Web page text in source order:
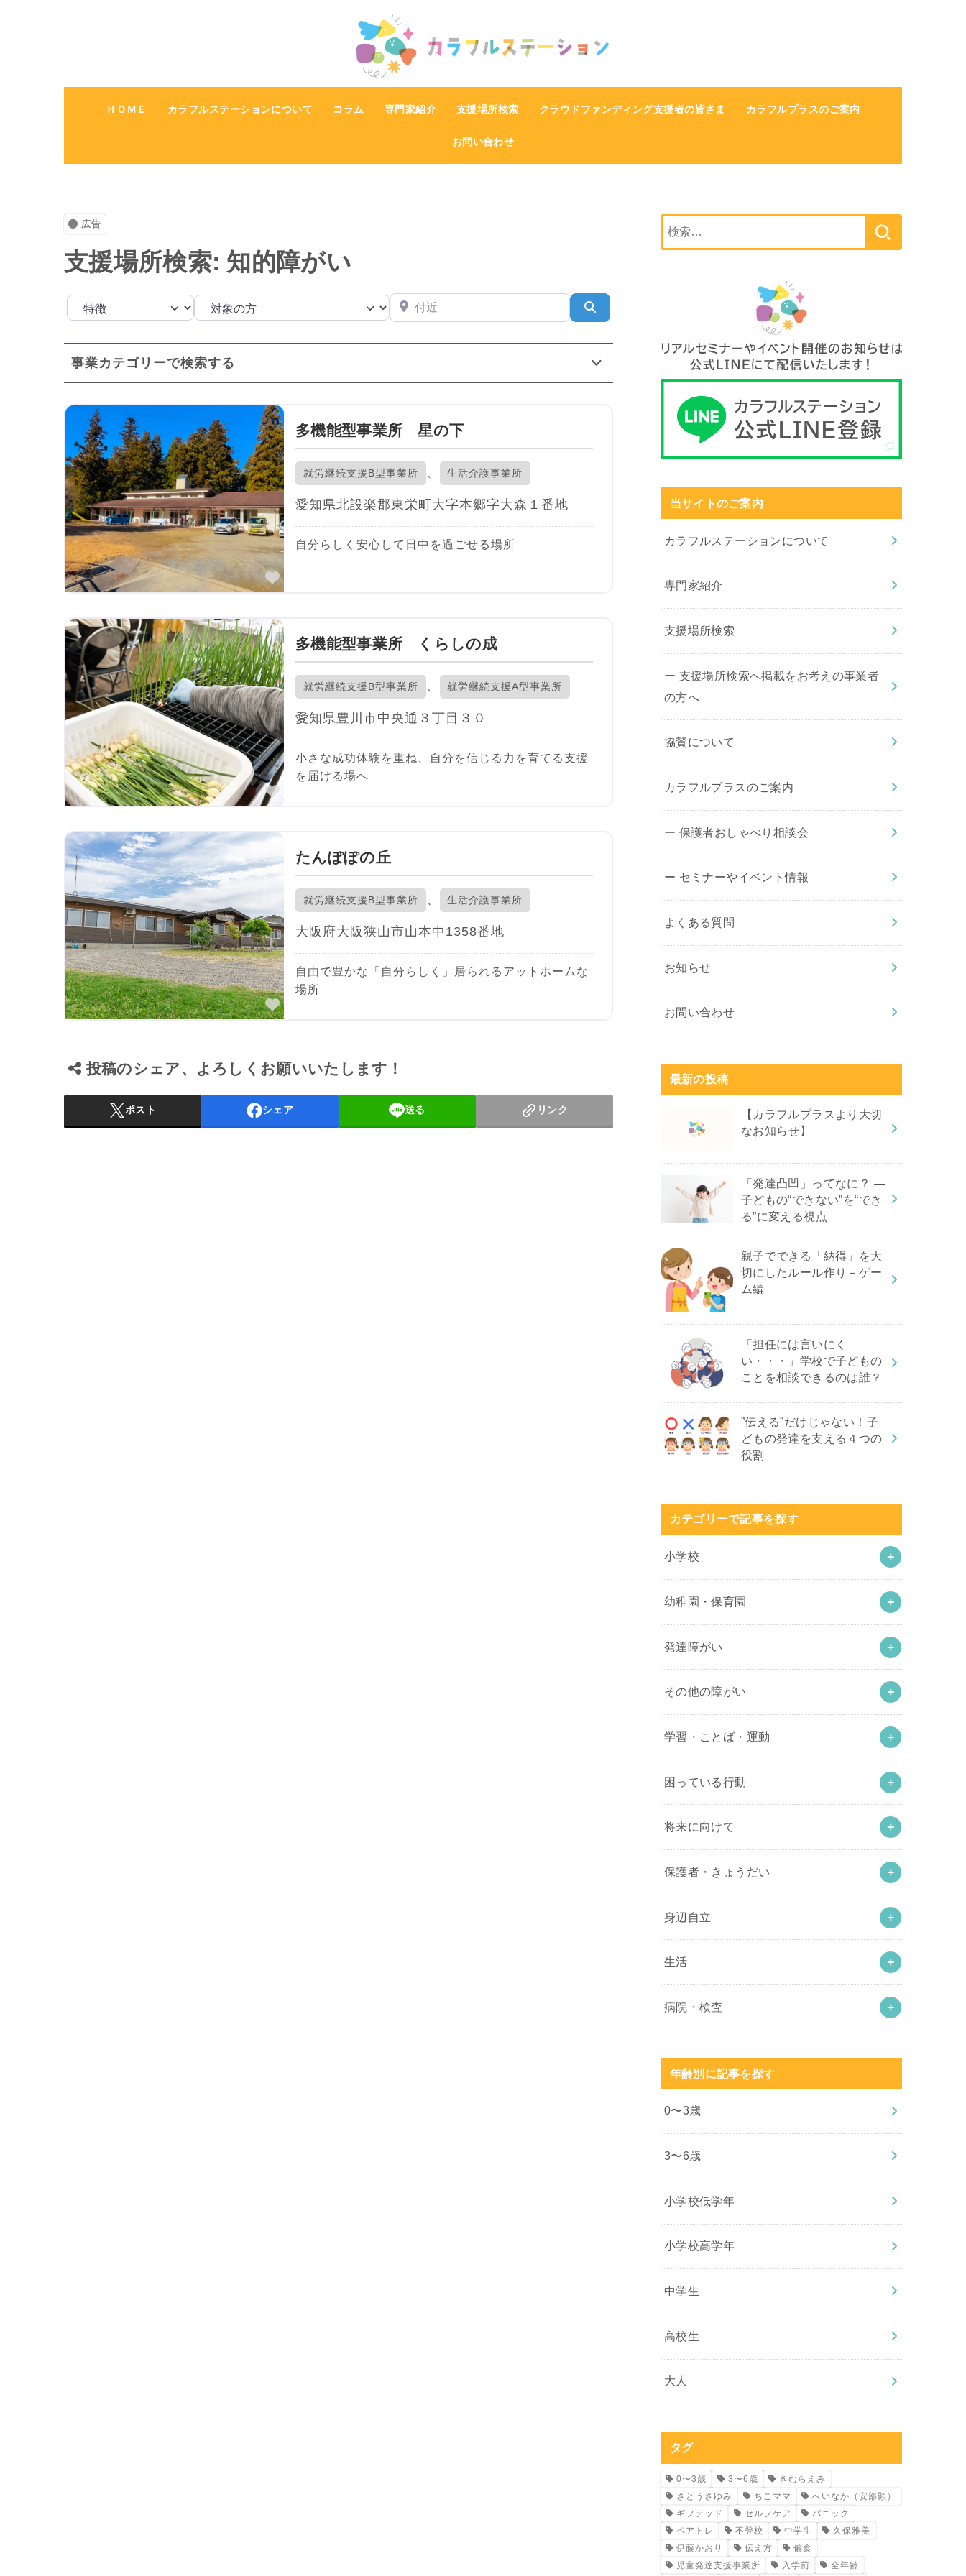
ＨＯＭＥ カラフルステーションについて コラム 専門家紹介 支援場所検索 クラウドファンディング支援者の皆さま カラフルプラスのご案内
お問い合わせ
広告
支援場所検索: 知的障がい
付近
事業カテゴリーで検索する
お気に入り
多機能型事業所 星の下
就労継続支援B型事業所 、 生活介護事業所
愛知県北設楽郡東栄町大字本郷字大森１番地
自分らしく安心して日中を過ごせる場所
お気に入り
多機能型事業所 くらしの成
就労継続支援B型事業所 、 就労継続支援A型事業所
愛知県豊川市中央通３丁目３０
小さな成功体験を重ね、自分を信じる力を育てる支援
を届ける場へ
お気に入り
たんぽぽの丘
就労継続支援B型事業所 、 生活介護事業所
大阪府大阪狭山市山本中1358番地
自由で豊かな「自分らしく」居られるアットホームな
場所
投稿のシェア、よろしくお願いいたします！
ポスト シェア 送る リンク
索:
当サイトのご案内
カラフルステーションについて
専門家紹介
支援場所検索
ー 支援場所検索へ掲載をお考えの事業者
の方へ
協賛について
カラフルプラスのご案内
ー 保護者おしゃべり相談会
ー セミナーやイベント情報
よくある質問
お知らせ
お問い合わせ
最新の投稿
【カラフルプラスより大切
なお知らせ】
「発達凸凹」ってなに？ ―
子どもの“できない”を“でき
る”に変える視点
親子でできる「納得」を大
切にしたルール作り－ゲー
ム編
「担任には言いにく
い・・・」学校で子どもの
ことを相談できるのは誰？
”伝える”だけじゃない！子
どもの発達を支える４つの
役割
カテゴリーで記事を探す
小学校
幼稚園・保育園
発達障がい
その他の障がい
学習・ことば・運動
困っている行動
将来に向けて
保護者・きょうだい
身辺自立
生活
病院・検査
年齢別に記事を探す
0〜3歳
3〜6歳
小学校低学年
小学校高学年
中学生
高校生
大人
タグ
0〜3歳 3〜6歳
きむらえみ
さとうさゆみ
ちこママ
へいなか（安部顕）
ギフテッド
セルフケア
パニック
ペアトレ
不登校 中学生
久保雅美
伊藤かおり
伝え方
偏食
児童発達支援事業所
入学前 全年齢